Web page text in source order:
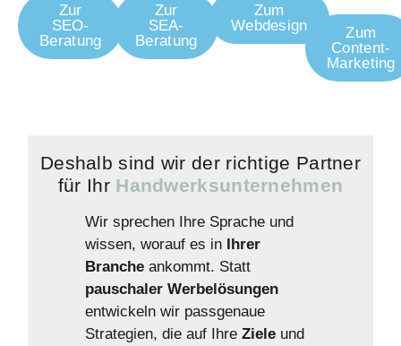
Zur
SEO-
Beratung
Zur
SEA-
Beratung
Zum
Webdesign
Zum
Content-
Marketing
Deshalb sind wir der richtige Partner
für Ihr Handwerksunternehmen
Wir sprechen Ihre Sprache und
wissen, worauf es in Ihrer
Branche ankommt. Statt
pauschaler Werbelösungen
entwickeln wir passgenaue
Strategien, die auf Ihre Ziele und